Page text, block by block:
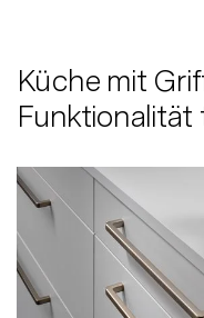
Küche mit
Funktionalität